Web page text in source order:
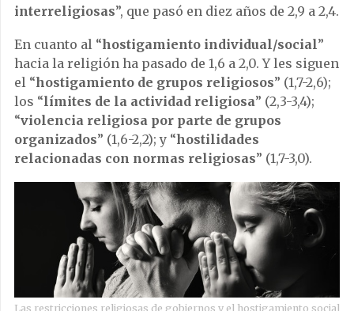
interreligiosas”, que pasó en diez años de 2,9 a 2,4.
En cuanto al “hostigamiento individual/social”
hacia la religión ha pasado de 1,6 a 2,0. Y les siguen
el “hostigamiento de grupos religiosos” (1,7-2,6);
los “límites de la actividad religiosa” (2,3-3,4);
“violencia religiosa por parte de grupos
organizados” (1,6-2,2); y “hostilidades
relacionadas con normas religiosas” (1,7-3,0).
Las restricciones religiosas de gobiernos y el hostigamiento social